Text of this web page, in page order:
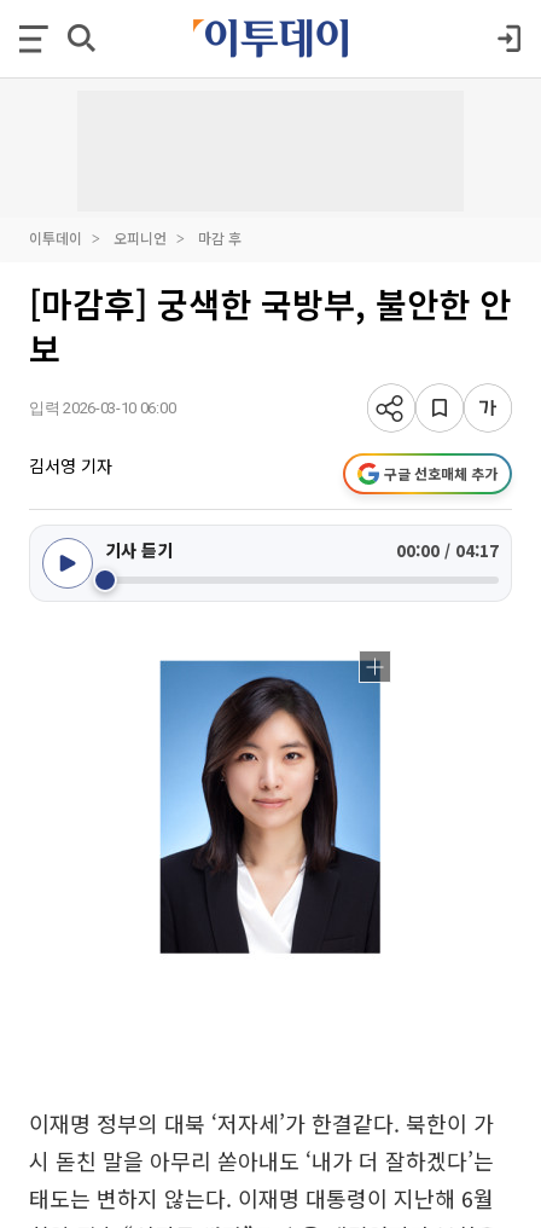
이투데이 오피니언 마감 후
[마감후] 궁색한 국방부, 불안한 안
보
입력 2026-03-10 06:00
김서영 기자 구글 선호매체 추가
기사 듣기 00:00 / 04:17
이재명 정부의 대북 ‘저자세’가 한결같다. 북한이 가
시 돋친 말을 아무리 쏟아내도 ‘내가 더 잘하겠다’는
태도는 변하지 않는다. 이재명 대통령이 지난해 6월